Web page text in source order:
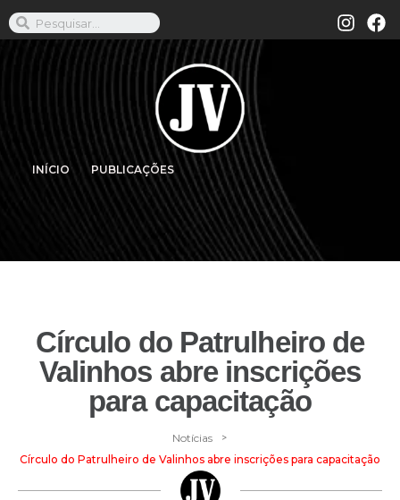
INÍCIO PUBLICAÇÕES
Círculo do Patrulheiro de
Valinhos abre inscrições
para capacitação
Notícias >
Círculo do Patrulheiro de Valinhos abre inscrições para capacitação